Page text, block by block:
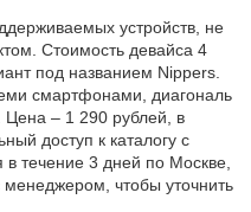
устройств, не
Стоимость девайса 4
под названием Nippers.
смартфонами, диагональ
– 1 290 рублей, в
доступ к каталогу с
в течение 3 дней по Москве,
менеджером, чтобы уточнить